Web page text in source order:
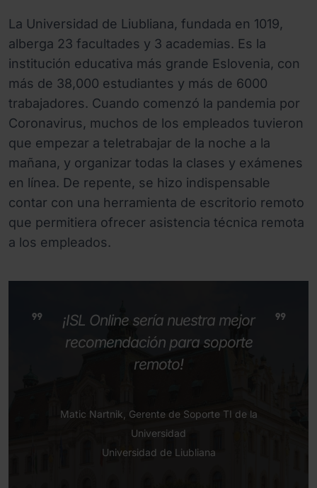
La Universidad de Liubliana, fundada en 1019,
alberga 23 facultades y 3 academias. Es la
institución educativa más grande Eslovenia, con
más de 38,000 estudiantes y más de 6000
trabajadores. Cuando comenzó la pandemia por
Coronavirus, muchos de los empleados tuvieron
que empezar a teletrabajar de la noche a la
mañana, y organizar todas la clases y exámenes
en línea. De repente, se hizo indispensable
contar con una herramienta de escritorio remoto
que permitiera ofrecer asistencia técnica remota
a los empleados.
¡ISL Online sería nuestra mejor
recomendación para soporte
remoto!
Matic Nartnik, Gerente de Soporte TI de la
Universidad
Universidad de Liubliana